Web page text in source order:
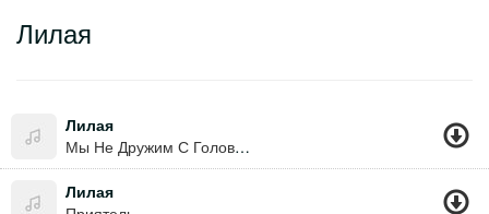
Лилая
Лилая
Мы Не Дружим С Головой
Лилая